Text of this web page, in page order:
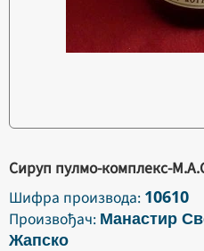
Сируп пулмо-комплекс-
Шифра производа: 10610
Произвођач: Манастир
Жапско